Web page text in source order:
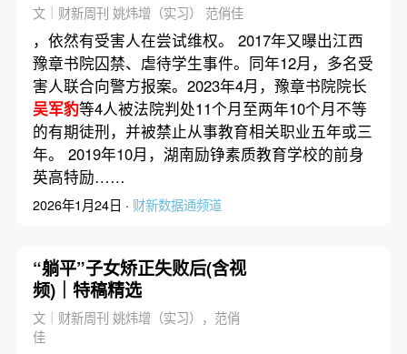
文｜财新周刊 姚炜增（实习） 范俏佳
，依然有受害人在尝试维权。 2017年又曝出江西
豫章书院囚禁、虐待学生事件。同年12月，多名受
害人联合向警方报案。2023年4月，豫章书院院长
吴军豹等4人被法院判处11个月至两年10个月不等
的有期徒刑，并被禁止从事教育相关职业五年或三
年。 2019年10月，湖南励铮素质教育学校的前身
英高特励……
2026年1月24日 · 财新数据通频道
“躺平”子女矫正失败后(含视
频)｜特稿精选
文｜财新周刊 姚炜增（实习），范俏
佳